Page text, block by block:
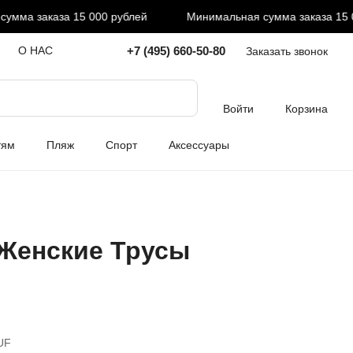
заказа 15 000 рублей Минимальная сумма заказа 15
О НАС +7 (495) 660-50-80 Заказать звонок
Войти Корзина
Пляж Спорт Аксессуары
Трусы